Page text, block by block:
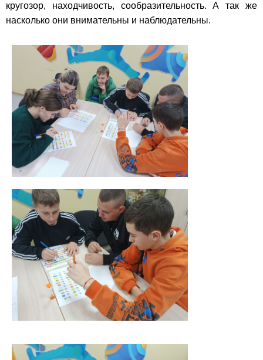
кругозор, находчивость, сообразительность. А так же
насколько они внимательны и наблюдательны.